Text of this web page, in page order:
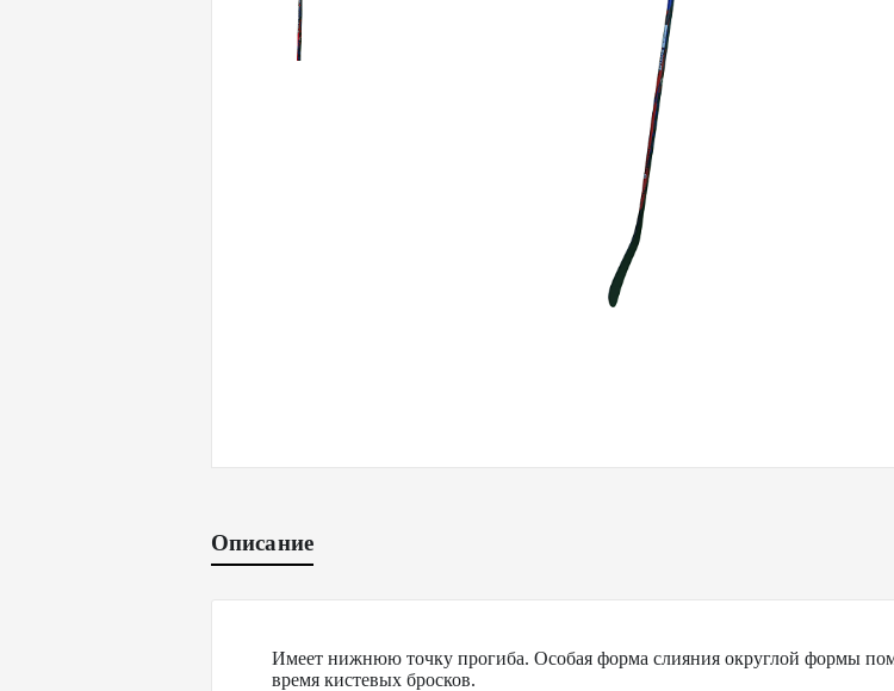
Описание
Имеет нижнюю точку прогиба. Особая форма слияния округлой формы
время кистевых бросков.